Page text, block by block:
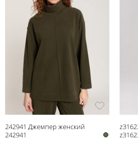
242941 Джемпер женский
242941